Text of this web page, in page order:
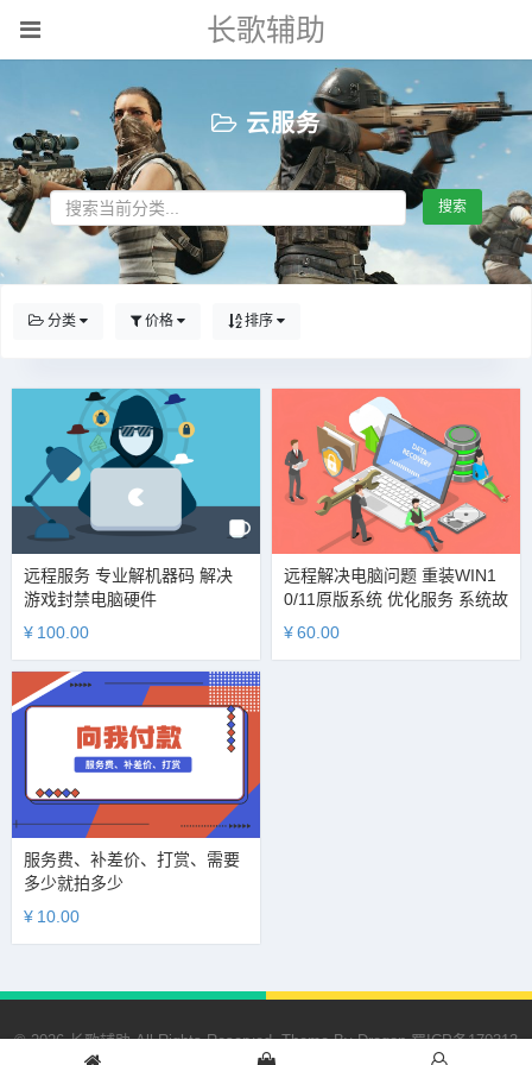
长歌辅助
云服务
搜索
分类 价格 排序
远程服务 专业解机器码 解决
游戏封禁电脑硬件
¥ 100.00
远程解决电脑问题 重装WIN1
0/11原版系统 优化服务 系统故
障排查 硬件检测
¥60.00
服务费、补差价、打赏、需要
多少就拍多少
¥ 10.00
© 2026 长歌辅助 All Rights Reserved. Theme ByDragon 蜀ICP备170313